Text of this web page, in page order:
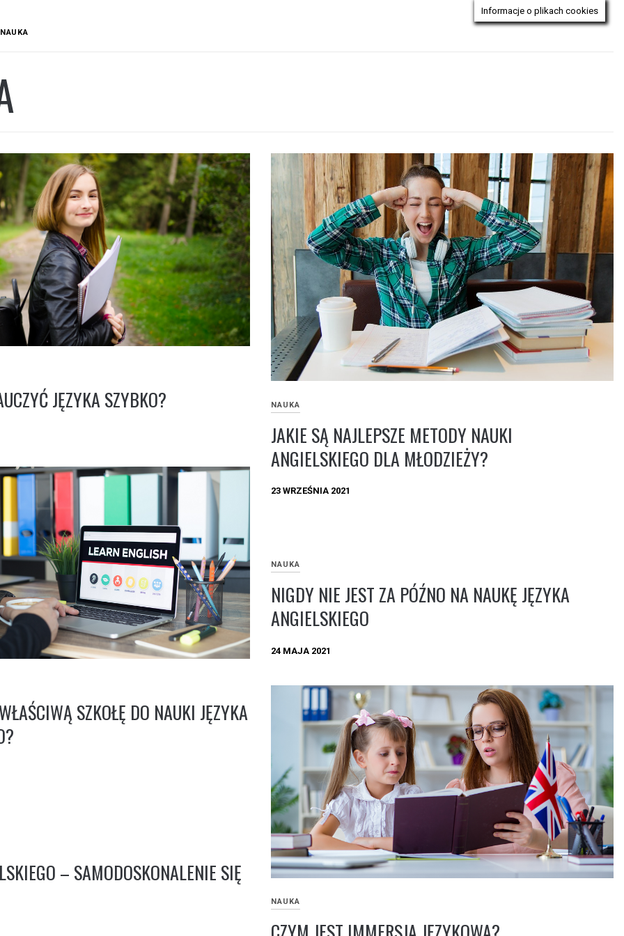
NAUKA
JĘZYKA SZYBKO? NAUKA
JAKIE SĄ NAJLEPSZE METODY NAUKI
ANGIELSKIEGO DLA MŁODZIEŻY?
23 WRZEŚNIA 2021
SZKOŁĘ DO NAUKI JĘZYKA
NAUKA
NIGDY NIE JEST ZA PÓŹNO NA NAUKĘ JĘZYKA
ANGIELSKIEGO
24 MAJA 2021
NAUKA
– SAMODOSKONALENIE SIĘ
Informacje o plikach cookies